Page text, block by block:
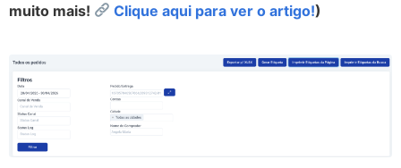
muito mais!
Clique aqui para ver o artigo!)